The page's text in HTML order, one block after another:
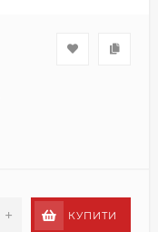
+ КУПИТИ